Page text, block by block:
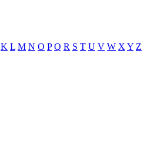
K L M N O P Q R S T U V W X Y Z